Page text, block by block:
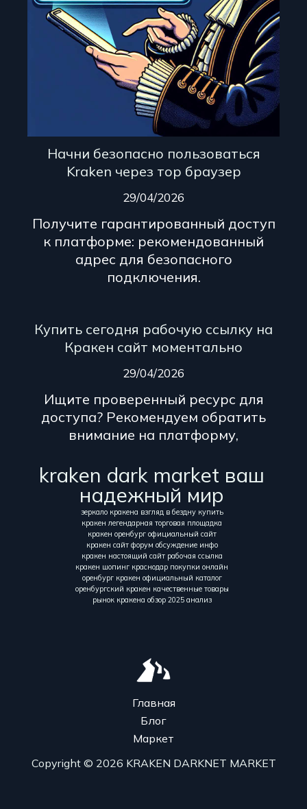
Начни безопасно пользоваться
Kraken через тор браузер
29/04/2026
Получите гарантированный доступ
к платформе: рекомендованный
адрес для безопасного
подключения.
Купить сегодня рабочую ссылку на
Кракен сайт моментально
29/04/2026
Ищите проверенный ресурс для
доступа? Рекомендуем обратить
внимание на платформу,
kraken dark market ваш
надежный мир
зеркало кракена взгляд в бездну купить
кракен легендарная торговая площадка
кракен оренбург официальный сайт
кракен сайт форум обсуждение инфо
кракен настоящий сайт рабочая ссылка
кракен шопинг краснодар покупки онлайн
оренбург кракен официальный каталог
оренбургский кракен качественные товары
рынок кракена обзор 2025 анализ
Главная
Блог
Маркет
Copyright © 2026 KRAKEN DARKNET MARKET